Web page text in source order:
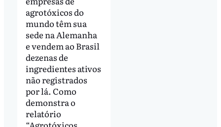
agrotóxicos do
mundo têm sua
sede na Alemanha
e vendem ao Brasil
dezenas de
ingredientes ativos
não registrados
por lá. Como
demonstra o
relatório